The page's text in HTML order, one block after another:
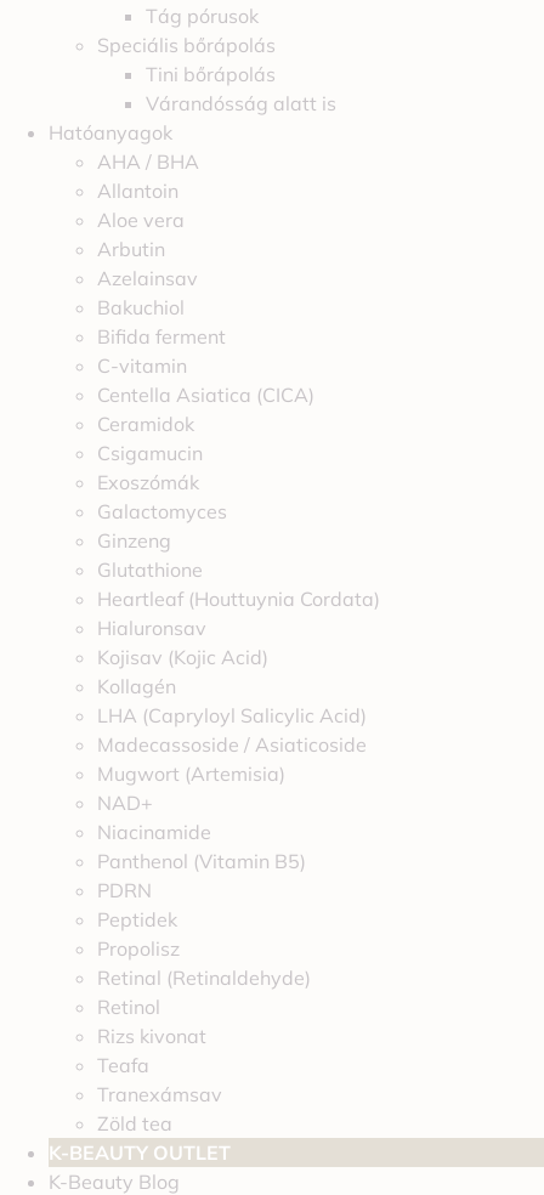
Tág pórusok
Speciális bőrápolás
Tini bőrápolás
Várandósság alatt is
Hatóanyagok
AHA / BHA
Allantoin
Aloe vera
Arbutin
Azelainsav
Bakuchiol
Bifida ferment
C-vitamin
Centella Asiatica (CICA)
Ceramidok
Csigamucin
Exoszómák
Galactomyces
Ginzeng
Glutathione
Heartleaf (Houttuynia Cordata)
Hialuronsav
Kojisav (Kojic Acid)
Kollagén
LHA (Capryloyl Salicylic Acid)
Madecassoside / Asiaticoside
Mugwort (Artemisia)
NAD+
Niacinamide
Panthenol (Vitamin B5)
PDRN
Peptidek
Propolisz
Retinal (Retinaldehyde)
Retinol
Rizs kivonat
Teafa
Tranexámsav
Zöld tea
K-BEAUTY OUTLET
K-Beauty Blog